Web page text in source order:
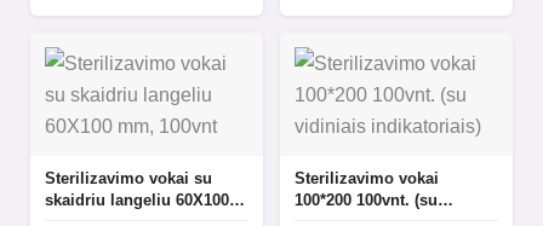
Sterilizavimo vokai su
skaidriu langeliu 60X100
Sterilizavimo vokai
100*200 100vnt. (su